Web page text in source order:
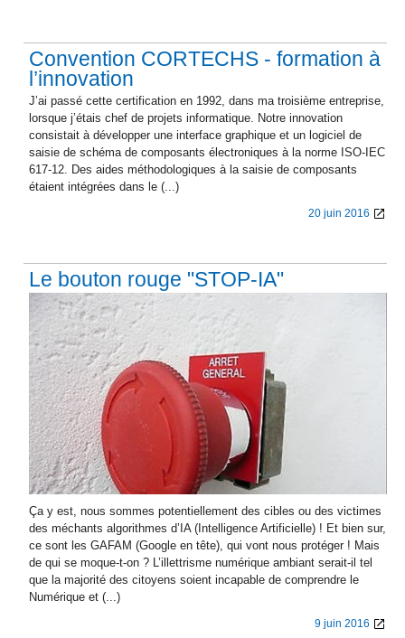
Convention CORTECHS - formation à
l’innovation
J’ai passé cette certification en 1992, dans ma troisième entreprise,
lorsque j’étais chef de projets informatique. Notre innovation
consistait à développer une interface graphique et un logiciel de
saisie de schéma de composants électroniques à la norme ISO-IEC
617-12. Des aides méthodologiques à la saisie de composants
étaient intégrées dans le (...)
20 juin 2016
Le bouton rouge "STOP-IA"
Ça y est, nous sommes potentiellement des cibles ou des victimes
des méchants algorithmes d’IA (Intelligence Artificielle) ! Et bien sur,
ce sont les GAFAM (Google en tête), qui vont nous protéger ! Mais
de qui se moque-t-on ? L’illettrisme numérique ambiant serait-il tel
que la majorité des citoyens soient incapable de comprendre le
Numérique et (...)
9 juin 2016